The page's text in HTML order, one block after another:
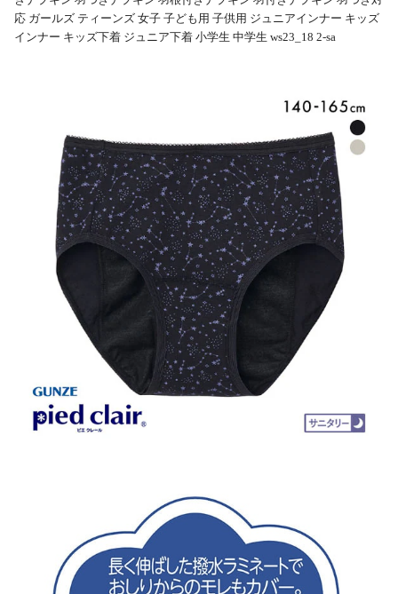
応 ガールズ ティーンズ 女子 子ども用 子供用 ジュニアインナー キッズ
インナー キッズ下着 ジュニア下着 小学生 中学生 ws23_18 2-sa